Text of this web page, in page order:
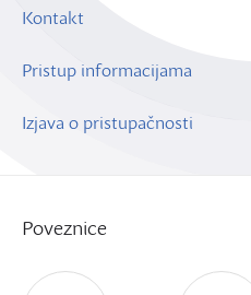
Kontakt
Pristup informacijama
Izjava o pristupačnosti
Poveznice